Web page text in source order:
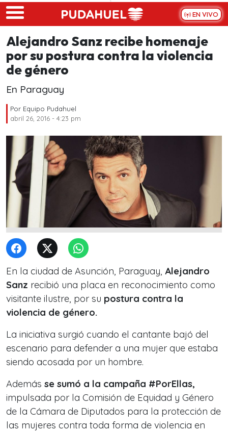
Skip to main content
EN VIVO
Alejandro Sanz recibe homenaje
por su postura contra la violencia
de género
En Paraguay
Por Equipo Pudahuel
abril 26, 2016 - 4:23 pm
En la ciudad de Asunción, Paraguay, Alejandro
Sanz recibió una placa en reconocimiento como
visitante ilustre, por su postura contra la
violencia de género.
La iniciativa surgió cuando el cantante bajó del
escenario para defender a una mujer que estaba
siendo acosada por un hombre.
Además se sumó a la campaña #PorEllas,
impulsada por la Comisión de Equidad y Género
de la Cámara de Diputados para la protección de
las mujeres contra toda forma de violencia en